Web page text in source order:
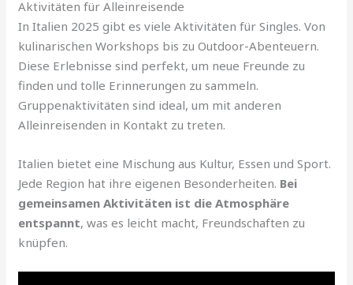
Aktivitäten für Alleinreisende
In Italien 2025 gibt es viele Aktivitäten für Singles. Von
kulinarischen Workshops bis zu Outdoor-Abenteuern.
Diese Erlebnisse sind perfekt, um neue Freunde zu
finden und tolle Erinnerungen zu sammeln.
Gruppenaktivitäten sind ideal, um mit anderen
Alleinreisenden in Kontakt zu treten.
Italien bietet eine Mischung aus Kultur, Essen und Sport.
Jede Region hat ihre eigenen Besonderheiten. Bei
gemeinsamen Aktivitäten ist die Atmosphäre
entspannt, was es leicht macht, Freundschaften zu
knüpfen.